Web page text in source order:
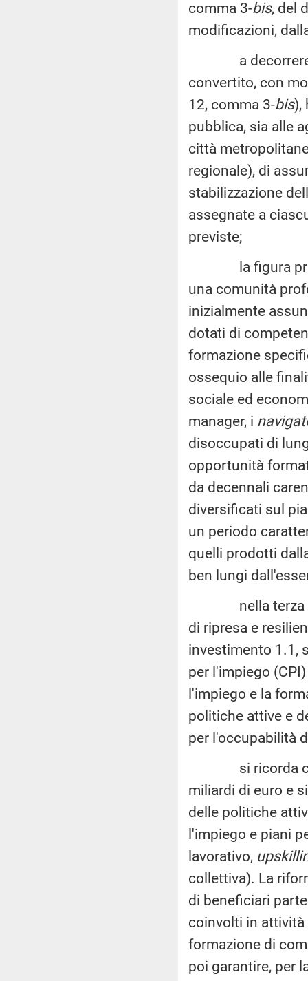
comma 3-bis, del
modificazioni,
a decorrere
convertito, con
12, comma 3-bis),
pubblica, sia alle
città
regionale), di
stabilizzazione
assegnate a
previste;
la figura
una comunità
inizialmente
dotati di
formazione
ossequio alle
sociale ed
manager, i
disoccupati di
opportunità
da decennali
diversificati sul
un periodo
quelli prodotti
ben lungi
nella terza
di ripresa e
investimento 1.1,
per l'impiego
l'impiego e la
politiche attive e
per l'occupabilità
si ricorda che il
miliardi di euro e
delle politiche
l'impiego e piani
lavorativo,
collettiva). La
di beneficiari
coinvolti in
formazione di
poi garantire, per